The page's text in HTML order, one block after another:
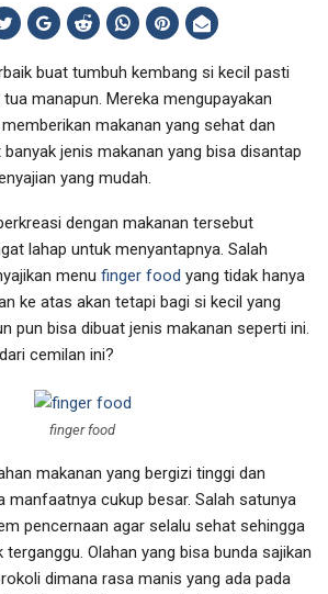
buat tumbuh kembang si kecil pasti
manapun. Mereka mengupayakan
makanan yang sehat dan
jenis makanan yang bisa disantap
yang mudah.
dengan makanan tersebut
lahap untuk menyantapnya. Salah
menu finger food yang tidak hanya
ke atas akan tetapi bagi si kecil yang
pun bisa dibuat jenis makanan seperti ini.
cemilan ini?
finger food
makanan yang bergizi tinggi dan
manfaatnya cukup besar. Salah satunya
pencernaan agar selalu sehat sehingga
Olahan yang bisa bunda sajikan
dimana rasa manis yang ada pada